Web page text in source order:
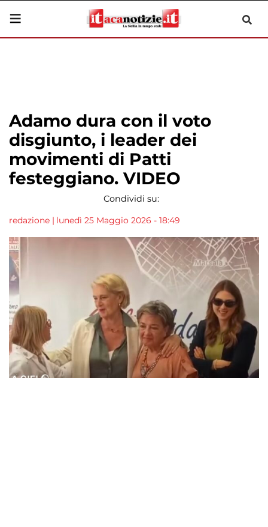
Adamo dura con il voto
disgiunto, i leader dei
movimenti di Patti
festeggiano. VIDEO
Condividi su:
redazione | lunedì 25 Maggio 2026 - 18:49